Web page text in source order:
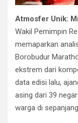
​Atmosfer Unik:
​Wakil Pemimpin
memaparkan
Borobudur
ekstrem dari
data edisi lalu,
asing dari 39
warga di